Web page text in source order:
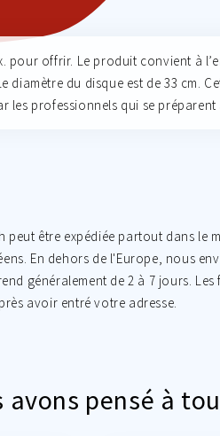
offrir. Le produit convient à
du disque est de 33 cm.
les professionnels qui se préparent
peut être expédiée partout dans le
En dehors de l'Europe, nous
généralement de 2 à 7 jours.
avoir entré votre adresse.
avons pensé à